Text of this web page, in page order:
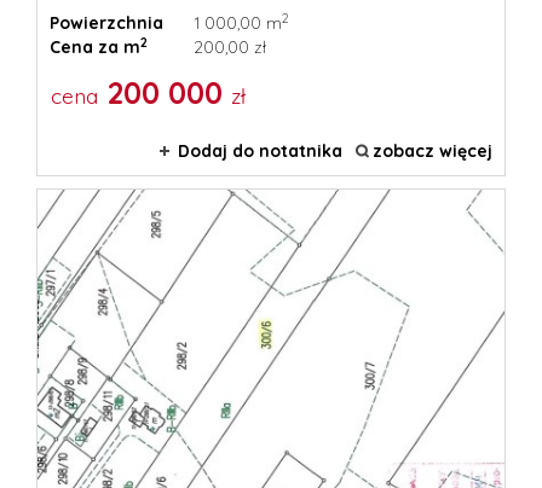
Powierzchnia
1 000,00 m2
Cena za m2 200,00 zł
cena 200 000 zł
Dodaj do notatnika zobacz więcej